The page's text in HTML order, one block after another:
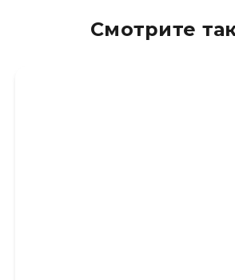
Смотрите